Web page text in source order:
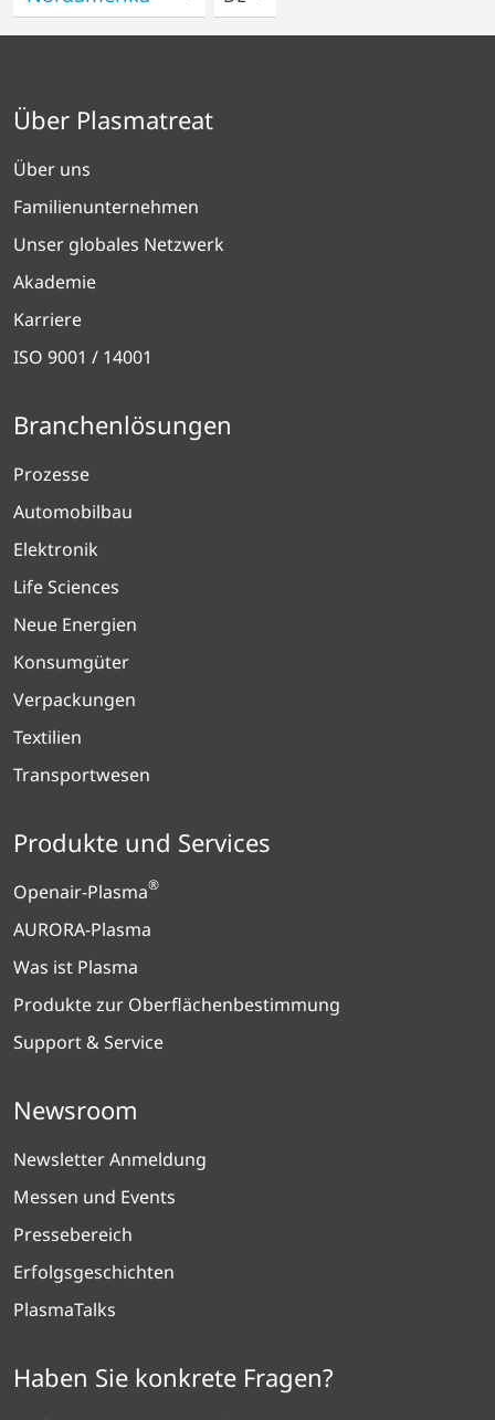
Über Plasmatreat
Über uns
Familienunternehmen
Unser globales Netzwerk
Akademie
Karriere
ISO 9001 / 14001
Branchenlösungen
Prozesse
Automobilbau
Elektronik
Life Sciences
Neue Energien
Konsumgüter
Verpackungen
Textilien
Transportwesen
Produkte und Services
Openair-Plasma®
AURORA-Plasma
Was ist Plasma
Produkte zur Oberflächenbestimmung
Support & Service
Newsroom
Newsletter Anmeldung
Messen und Events
Pressebereich
Erfolgsgeschichten
PlasmaTalks
Haben Sie konkrete Fragen?